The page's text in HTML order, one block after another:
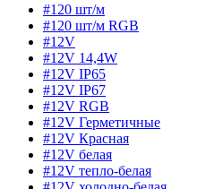
#120 шт/м
#120 шт/м RGB
#12V
#12V 14,4W
#12V IP65
#12V IP67
#12V RGB
#12V Герметичные
#12V Красная
#12V белая
#12V тепло-белая